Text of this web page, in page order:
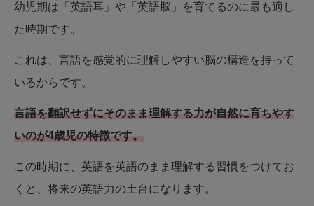
幼児期は「英語耳」や「英語脳」を育てるのに最も適し
た時期です。
これは、言語を感覚的に理解しやすい脳の構造を持って
いるからです。
言語を翻訳せずにそのまま理解する力が自然に育ちやす
いのが4歳児の特徴です。
この時期に、英語を英語のまま理解する習慣をつけてお
くと、将来の英語力の土台になります。